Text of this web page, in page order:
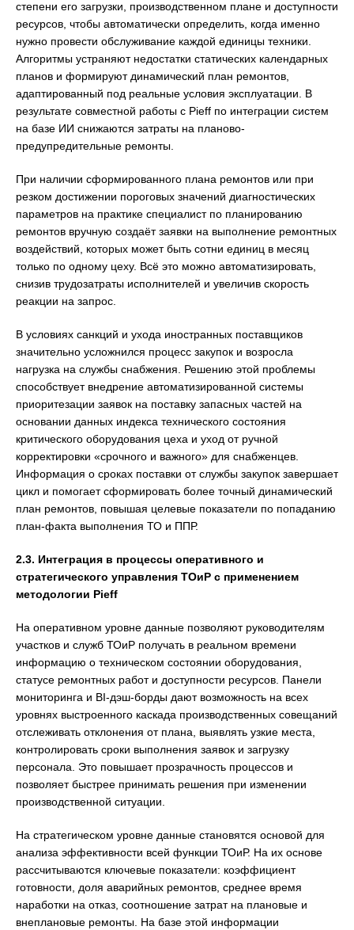
степени его загрузки, производственном плане и доступности
ресурсов, чтобы автоматически определить, когда именно
нужно провести обслуживание каждой единицы техники.
Алгоритмы устраняют недостатки статических календарных
планов и формируют динамический план ремонтов,
адаптированный под реальные условия эксплуатации. В
результате совместной работы с Pieff по интеграции систем
на базе ИИ снижаются затраты на планово-
предупредительные ремонты.
При наличии сформированного плана ремонтов или при
резком достижении пороговых значений диагностических
параметров на практике специалист по планированию
ремонтов вручную создаёт заявки на выполнение ремонтных
воздействий, которых может быть сотни единиц в месяц
только по одному цеху. Всё это можно автоматизировать,
снизив трудозатраты исполнителей и увеличив скорость
реакции на запрос.
В условиях санкций и ухода иностранных поставщиков
значительно усложнился процесс закупок и возросла
нагрузка на службы снабжения. Решению этой проблемы
способствует внедрение автоматизированной системы
приоритезации заявок на поставку запасных частей на
основании данных индекса технического состояния
критического оборудования цеха и уход от ручной
корректировки «срочного и важного» для снабженцев.
Информация о сроках поставки от службы закупок завершает
цикл и помогает сформировать более точный динамический
план ремонтов, повышая целевые показатели по попаданию
план-факта выполнения ТО и ППР.
2.3. Интеграция в процессы оперативного и
стратегического управления ТОиР с применением
методологии Pieff
На оперативном уровне данные позволяют руководителям
участков и служб ТОиР получать в реальном времени
информацию о техническом состоянии оборудования,
статусе ремонтных работ и доступности ресурсов. Панели
мониторинга и BI-дэш-борды дают возможность на всех
уровнях выстроенного каскада производственных совещаний
отслеживать отклонения от плана, выявлять узкие места,
контролировать сроки выполнения заявок и загрузку
персонала. Это повышает прозрачность процессов и
позволяет быстрее принимать решения при изменении
производственной ситуации.
На стратегическом уровне данные становятся основой для
анализа эффективности всей функции ТОиР. На их основе
рассчитываются ключевые показатели: коэффициент
готовности, доля аварийных ремонтов, среднее время
наработки на отказ, соотношение затрат на плановые и
внеплановые ремонты. На базе этой информации